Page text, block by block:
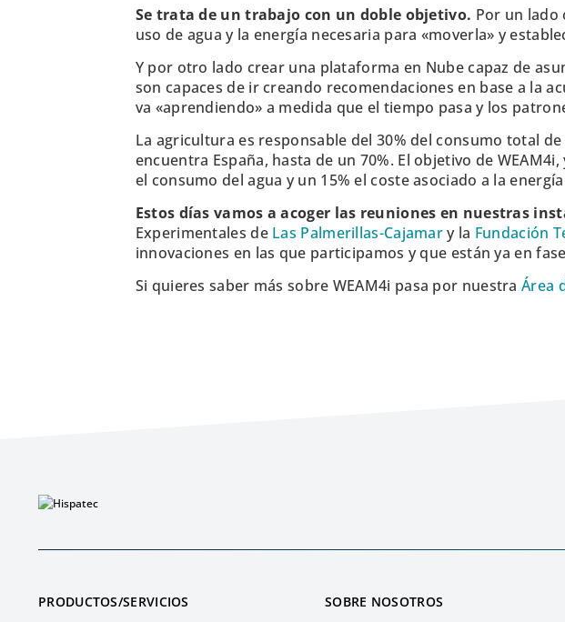
Se trata de un trabajo con un doble objetivo. Por un lado
uso de agua y la energía necesaria para «moverla» y
Y por otro lado crear una plataforma en Nube capaz de
son capaces de ir creando recomendaciones en base a la
va «aprendiendo» a medida que el tiempo pasa y los
La agricultura es responsable del 30% del consumo total
encuentra España, hasta de un 70%. El objetivo de
el consumo del agua y un 15% el coste asociado a la
Estos días vamos a acoger las reuniones en nuestras
Experimentales de Las Palmerillas-Cajamary la Fundación
innovaciones en las que participamos y que están ya en
Si quieres saber más sobre WEAM4i pasa por nuestraÁrea
PRODUCTOS/SERVICIOS SOBRE NOSOTROS